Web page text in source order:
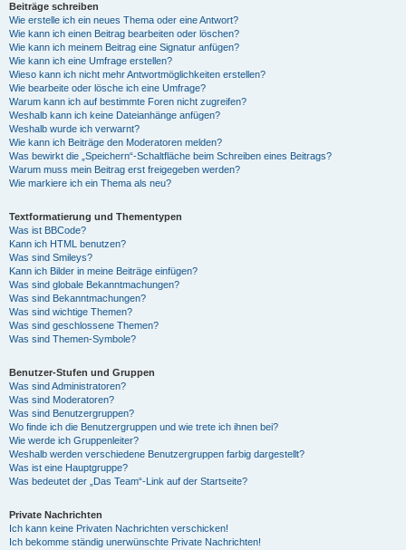
Beiträge schreiben
Wie erstelle ich ein neues Thema oder eine Antwort?
Wie kann ich einen Beitrag bearbeiten oder löschen?
Wie kann ich meinem Beitrag eine Signatur anfügen?
Wie kann ich eine Umfrage erstellen?
Wieso kann ich nicht mehr Antwortmöglichkeiten erstellen?
Wie bearbeite oder lösche ich eine Umfrage?
Warum kann ich auf bestimmte Foren nicht zugreifen?
Weshalb kann ich keine Dateianhänge anfügen?
Weshalb wurde ich verwarnt?
Wie kann ich Beiträge den Moderatoren melden?
Was bewirkt die „Speichern“-Schaltfläche beim Schreiben eines Beitrags?
Warum muss mein Beitrag erst freigegeben werden?
Wie markiere ich ein Thema als neu?
Textformatierung und Thementypen
Was ist BBCode?
Kann ich HTML benutzen?
Was sind Smileys?
Kann ich Bilder in meine Beiträge einfügen?
Was sind globale Bekanntmachungen?
Was sind Bekanntmachungen?
Was sind wichtige Themen?
Was sind geschlossene Themen?
Was sind Themen-Symbole?
Benutzer-Stufen und Gruppen
Was sind Administratoren?
Was sind Moderatoren?
Was sind Benutzergruppen?
Wo finde ich die Benutzergruppen und wie trete ich ihnen bei?
Wie werde ich Gruppenleiter?
Weshalb werden verschiedene Benutzergruppen farbig dargestellt?
Was ist eine Hauptgruppe?
Was bedeutet der „Das Team“-Link auf der Startseite?
Private Nachrichten
Ich kann keine Privaten Nachrichten verschicken!
Ich bekomme ständig unerwünschte Private Nachrichten!